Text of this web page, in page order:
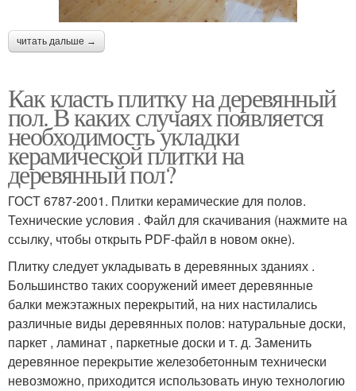
читать дальше →
Как класть плитку на деревянный
пол. В каких случаях появляется
необходимость укладки
керамической плитки на
деревянный пол?
ГОСТ 6787-2001. Плитки керамические для полов.
Технические условия . Файл для скачивания (нажмите на
ссылку, чтобы открыть PDF-файл в новом окне).
Плитку следует укладывать в деревянных зданиях .
Большинство таких сооружений имеет деревянные
балки межэтажных перекрытий, на них настилались
различные виды деревянных полов: натуральные доски,
паркет , ламинат , паркетные доски и т. д. Заменить
деревянное перекрытие железобетонным технически
невозможно, приходится использовать иную технологию